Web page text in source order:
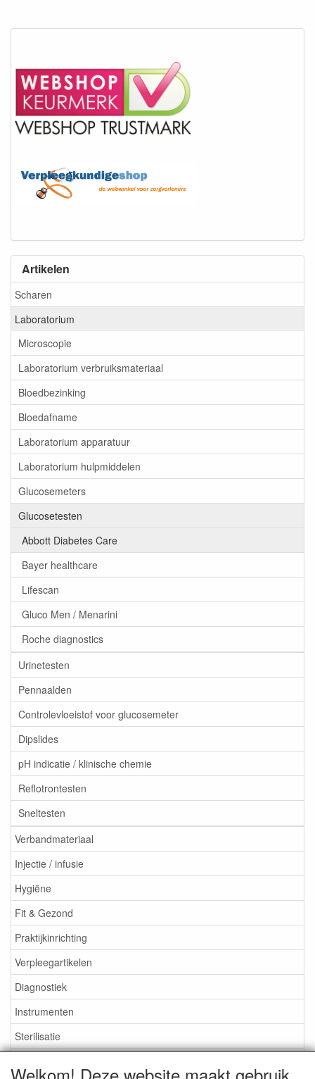
Artikelen
Scharen
Laboratorium
Microscopie
Laboratorium verbruiksmateriaal
Bloedbezinking
Bloedafname
Laboratorium apparatuur
Laboratorium hulpmiddelen
Glucosemeters
Glucosetesten
Abbott Diabetes Care
Bayer healthcare
Lifescan
Gluco Men / Menarini
Roche diagnostics
Urinetesten
Pennaalden
Controlevloeistof voor glucosemeter
Dipslides
pH indicatie / klinische chemie
Reflotrontesten
Sneltesten
Verbandmateriaal
Injectie / infusie
Hygiëne
Fit & Gezond
Praktijkinrichting
Verpleegartikelen
Diagnostiek
Instrumenten
Sterilisatie